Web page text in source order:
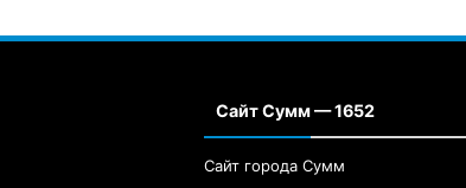
Сайт Сумм — 1652
Сайт города Сумм